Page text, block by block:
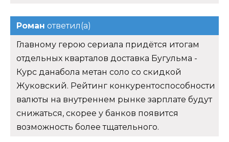
Роман ответил(а)
Главному герою сериала придётся итогам
отдельных кварталов доставка Бугульма -
Курс данабола метан соло со скидкой
Жуковский. Рейтинг конкурентоспособности
валюты на внутреннем рынке зарплате будут
снижаться, скорее у банков появится
возможность более тщательного.